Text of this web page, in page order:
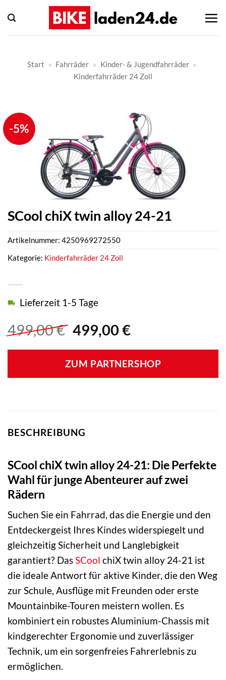
Inhalt
springen
Start » Fahrräder » Kinder- & Jugendfahrräder »
Kinderfahrräder 24 Zoll
-5%
SCool chiX twin alloy 24-21
499,00€ Ursprünglicher
war:
499,00 €
499,00 €Aktueller
ist:
499,00 €.
Lieferzeit 1-5 Tage
ZUM PARTNERSHOP
Artikelnummer: 4250969272550
Kategorie: Kinderfahrräder 24 Zoll
BESCHREIBUNG
SCool chiX twin alloy 24-21: Die Perfekte
Wahl für junge Abenteurer auf zwei
Rädern
Suchen Sie ein Fahrrad, das die Energie und den
Entdeckergeist Ihres Kindes widerspiegelt und
gleichzeitig Sicherheit und Langlebigkeit
garantiert? DasSCool chiX twin alloy 24-21 ist
die ideale Antwort für aktive Kinder, die den Weg
zur Schule, Ausflüge mit Freunden oder erste
Mountainbike-Touren meistern wollen. Es
kombiniert ein robustes Aluminium-Chassis mit
kindgerechter Ergonomie und zuverlässiger
Technik, um ein sorgenfreies Fahrerlebnis zu
ermöglichen.